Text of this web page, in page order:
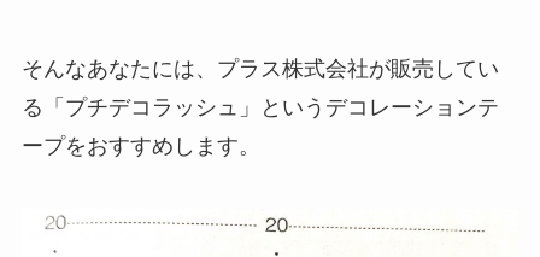
そんなあなたには、プラス株式会社が販売してい
る「プチデコラッシュ」というデコレーションテ
ープをおすすめします。